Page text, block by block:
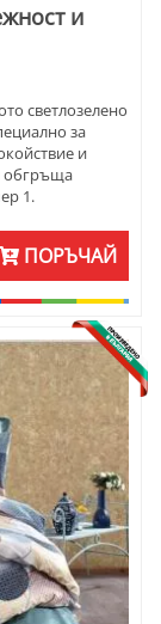
и
светлозелено
за
и
обгръща
1.
ПОРЪЧАЙ